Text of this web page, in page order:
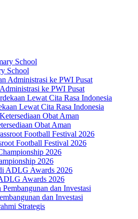
School
ke PWI Pusat
Lewat Cita Rasa Indonesia
Obat Aman
Football Festival 2026
2026
Awards 2026
dan Investasi